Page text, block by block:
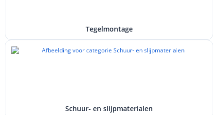
Tegelmontage
Schuur- en slijpmaterialen